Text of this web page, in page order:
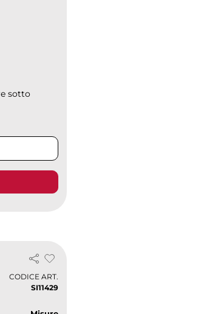
sotto
CODICE ART.
SI11429